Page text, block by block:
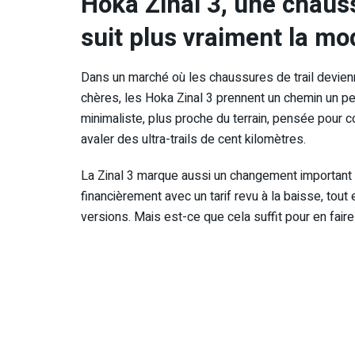
suit plus vraiment la
Dans un marché où les chaussures de trail
chères, les Hoka Zinal 3 prennent un chemin un
minimaliste, plus proche du terrain, pensée pour
avaler des ultra-trails de cent kilomètres.
La Zinal 3 marque aussi un changement
financièrement avec un tarif revu à la baisse,
versions. Mais est-ce que cela suffit pour en